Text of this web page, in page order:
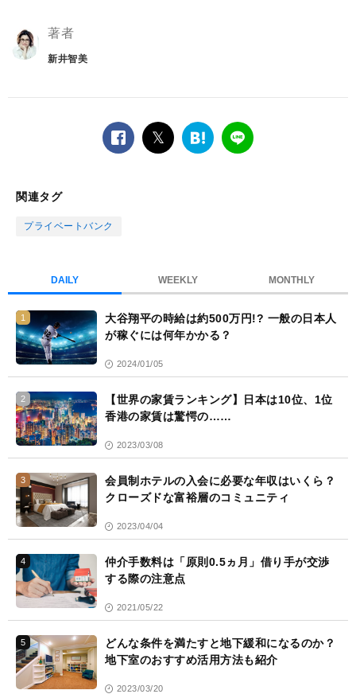
著者
新井智美
facebook
twitterは
LINE
関連タグ
プライベートバンク
DAILY WEEKLY MONTHLY
1
大谷翔平の時給は約500万円!? 一般の日本人
が稼ぐには何年かかる？
2024/01/05
2
【世界の家賃ランキング】日本は10位、1位
香港の家賃は驚愕の……
2023/03/08
3
会員制ホテルの入会に必要な年収はいくら？
クローズドな富裕層のコミュニティ
2023/04/04
4
仲介手数料は「原則0.5ヵ月」借り手が交渉
する際の注意点
2021/05/22
5
どんな条件を満たすと地下緩和になるのか？
地下室のおすすめ活用方法も紹介
2023/03/20